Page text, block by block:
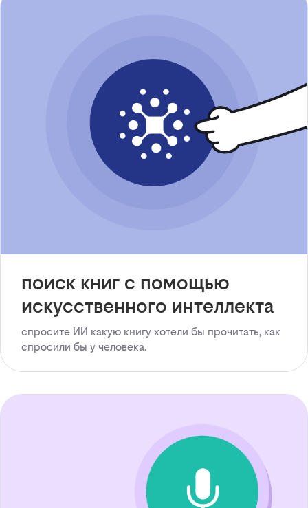
поиск книг с помощью
искусственного интеллекта
спросите ИИ какую книгу хотели бы прочитать, как
спросили бы у человека.